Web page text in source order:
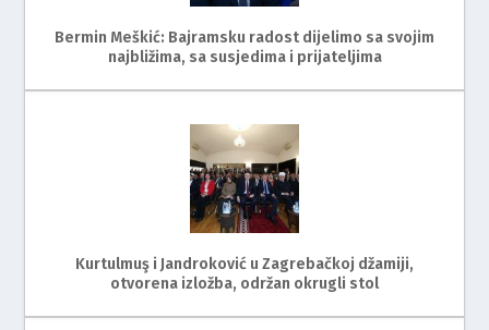
Bermin Meškić: Bajramsku radost dijelimo sa svojim
najbližima, sa susjedima i prijateljima
Kurtulmuş i Jandroković u Zagrebačkoj džamiji,
otvorena izložba, održan okrugli stol